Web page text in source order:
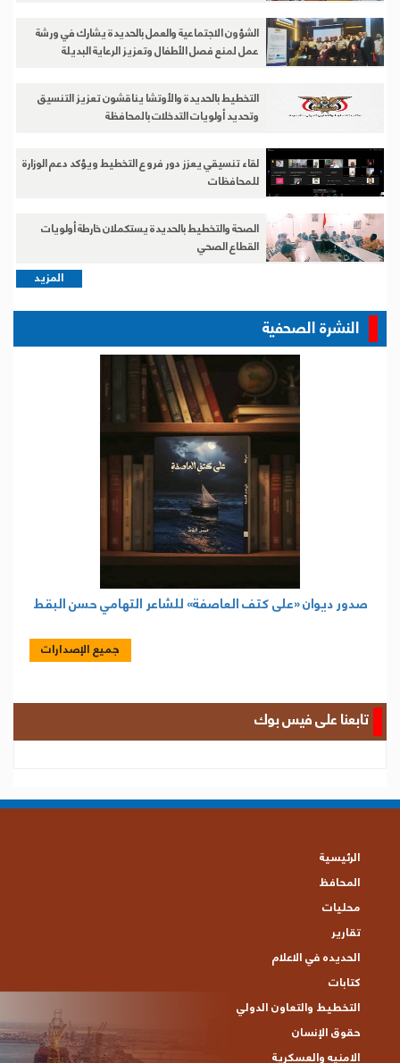
الشؤون الاجتماعية والعمل بالحديدة يشارك في ورشة
عمل لمنع فصل الأطفال وتعزيز الرعاية البديلة
التخطيط بالحديدة والأوتشا يناقشون تعزيز التنسيق
وتحديد أولويات التدخلات بالمحافظة
لقاء تنسيقي يعزز دور فروع التخطيط ويؤكد دعم الوزارة
للمحافظات
الصحة والتخطيط بالحديدة يستكملان خارطة أولويات
القطاع الصحي
المزيد
النشرة الصحفية
صدور ديوان «على كتف العاصفة» للشاعر التهامي حسن البقط
جميع الإصدارات
تابعنا على فيس بوك
الرئيسية
المحافظ
محليات
تقارير
الحديده في الاعلام
كتابات
التخطيط والتعاون الدولي
حقوق الإنسان
الامنيه والعسكرية